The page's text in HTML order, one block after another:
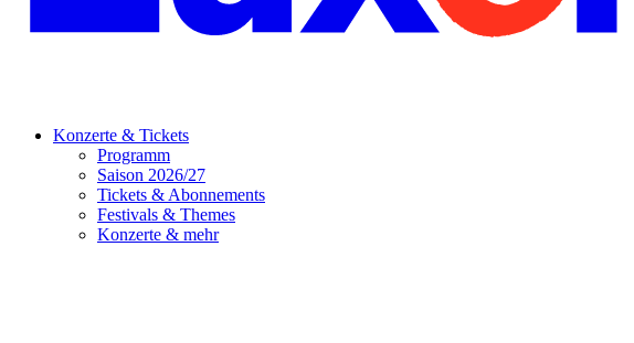
Konzerte & Tickets
Programm
Saison 2026/27
Tickets & Abonnements
Festivals & Themes
Konzerte & mehr